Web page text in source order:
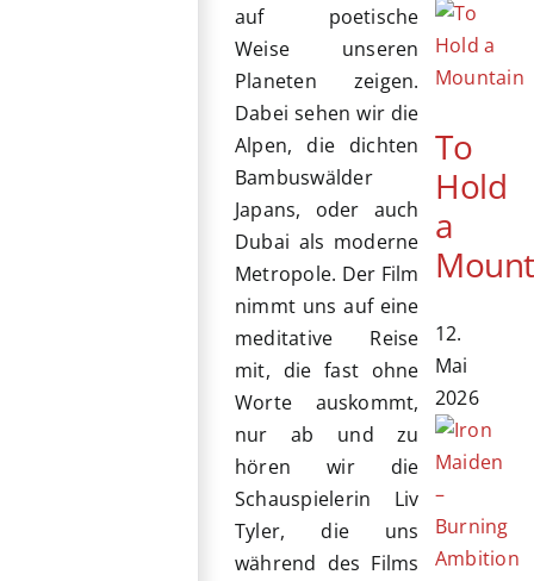
auf poetische
Weise unseren
Planeten zeigen.
Dabei sehen wir die
Alpen, die dichten
Bambuswälder
Japans, oder auch
Dubai als moderne
Metropole. Der Film
nimmt uns auf eine
meditative Reise
mit, die fast ohne
Worte auskommt,
nur ab und zu
hören wir die
Schauspielerin Liv
Tyler, die uns
während des Films
To
Hold
a
12.
Mai
2026